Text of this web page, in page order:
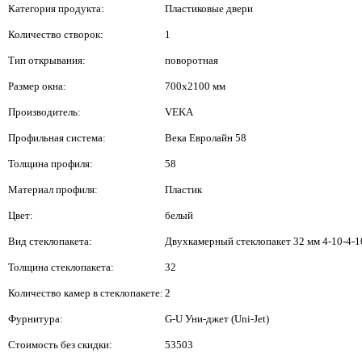
Категория продукта: Пластиковые двери
Количество створок: 1
Тип открывания: поворотная
Размер окна: 700х2100 мм
Производитель: VEKA
Профильная система: Века Евролайн 58
Толщина профиля: 58
Материал профиля: Пластик
Цвет: белый
Вид стеклопакета: Двухкамерный стеклопакет 32 мм 4-10-4-
Толщина стеклопакета: 32
Количество камер в стеклопакете: 2
Фурнитура: G-U Уни-джет (Uni-Jet)
Стоимость без скидки: 53503